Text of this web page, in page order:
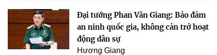
Đại tướng Phan Văn Giang: Bảo đảm
an ninh quốc gia, không cản trở hoạt
động dân sự
Hương Giang